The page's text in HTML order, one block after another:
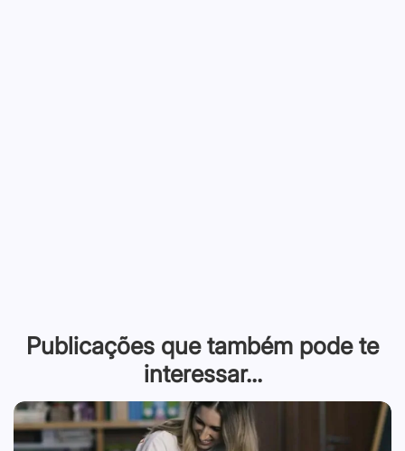
Publicações que também pode te
interessar...